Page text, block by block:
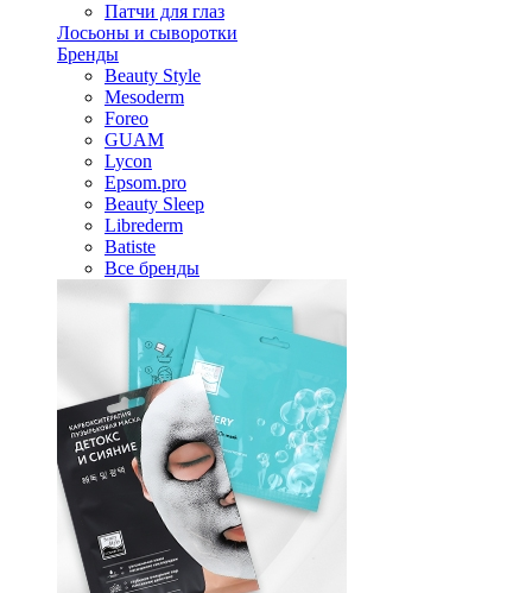
Патчи для глаз
Лосьоны и сыворотки
Бренды
Beauty Style
Mesoderm
Foreo
GUAM
Lycon
Epsom.pro
Beauty Sleep
Librederm
Batiste
Все бренды